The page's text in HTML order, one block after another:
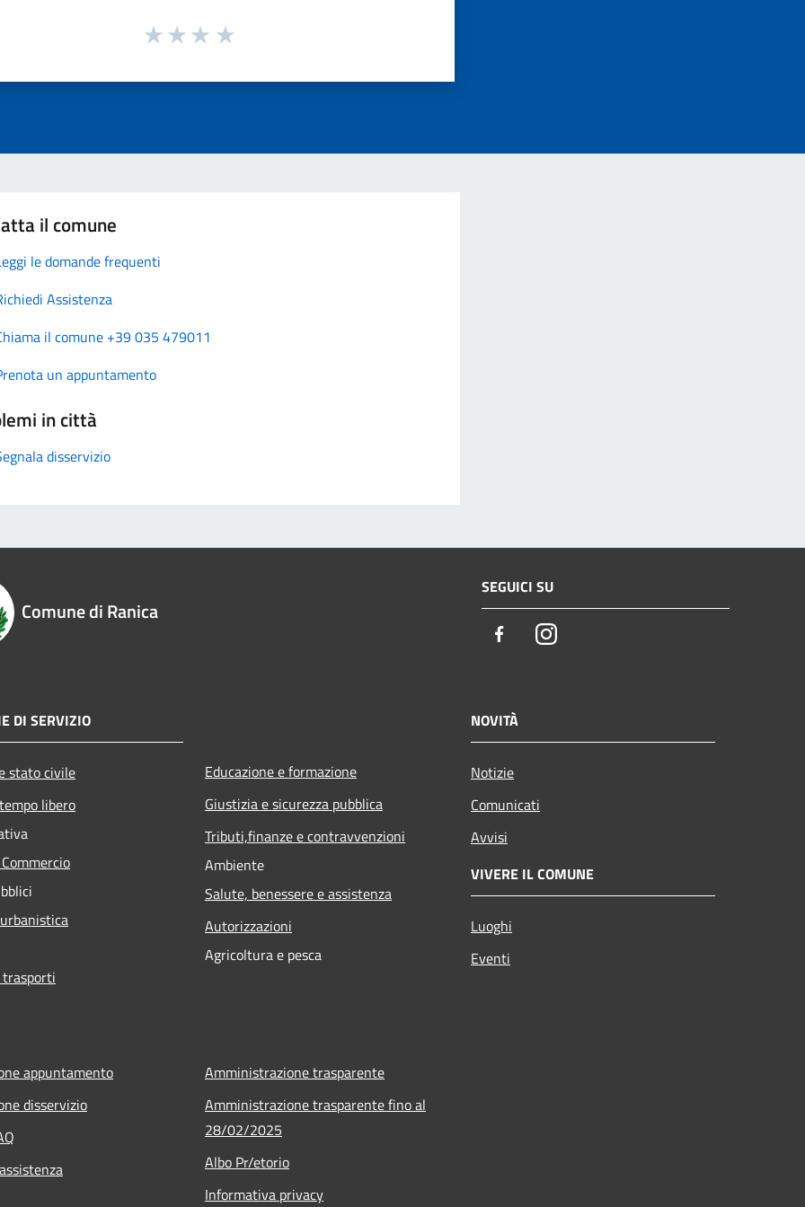
il comune
le domande frequenti
Assistenza
il comune +39 035 479011
un appuntamento
in città
disservizio
Comune di Ranica
SEGUICI SU
FacebookInstagram
DI SERVIZIO
stato civile
libero
Educazione e formazione
Giustizia e sicurezza pubblica
Tributi,finanze e contravvenzioni
Ambiente
Salute, benessere e assistenza
Autorizzazioni
Agricoltura e pesca
NOVITÀ
Notizie
Comunicati
Avvisi
VIVERE IL COMUNE
Luoghi
Eventi
appuntamento
disservizio
Amministrazione trasparente
Amministrazione trasparente fino al
28/02/2025
Albo Pr/etorio
Informativa privacy